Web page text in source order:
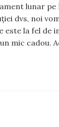
lunar
dvs, noi
este la fel de
mic cadou.